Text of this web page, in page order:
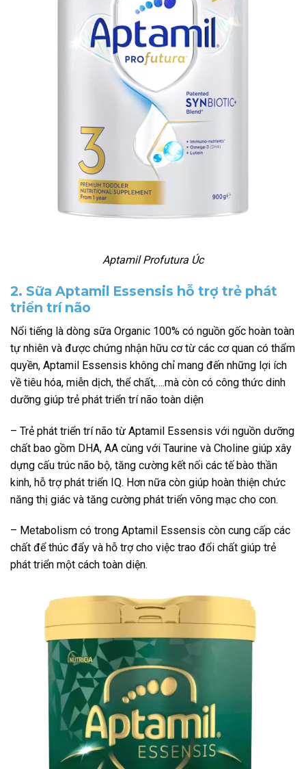
Aptamil Profutura Úc
2. Sữa Aptamil Essensis hỗ trợ trẻ phát
triển trí não
Nổi tiếng là dòng sữa Organic 100% có nguồn gốc hoàn toàn
tự nhiên và được chứng nhận hữu cơ từ các cơ quan có thẩm
quyền, Aptamil Essensis không chỉ mang đến những lợi ích
về tiêu hóa, miễn dịch, thể chất,….mà còn có công thức dinh
dưỡng giúp trẻ phát triển trí não toàn diện
– Trẻ phát triển trí não từ Aptamil Essensis với nguồn dưỡng
chất bao gồm DHA, AA cùng với Taurine và Choline giúp xây
dựng cấu trúc não bộ, tăng cường kết nối các tế bào thần
kinh, hỗ trợ phát triển IQ. Hơn nữa còn giúp hoàn thiện chức
năng thị giác và tăng cường phát triển võng mạc cho con.
– Metabolism có trong Aptamil Essensis còn cung cấp các
chất để thúc đẩy và hỗ trợ cho việc trao đổi chất giúp trẻ
phát triển một cách toàn diện.